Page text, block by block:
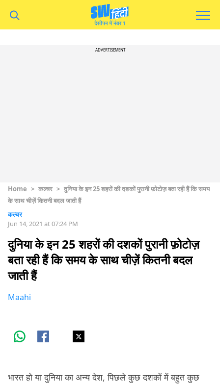
ADVERTISEMENT
Home > कल्चर > दुनिया के इन 25 शहरों की दशकों पुरानी फ़ोटोज़ बता रही हैं कि समय
के साथ चीज़ें कितनी बदल जाती हैं
कल्चर
Jun 14, 2021 at 07:24 PM
दुनिया के इन 25 शहरों की दशकों पुरानी फ़ोटोज़
बता रही हैं कि समय के साथ चीज़ें कितनी बदल
जाती हैं
Maahi
भारत हो या दुनिया का अन्य देश, पिछले कुछ दशकों में बहुत कुछ